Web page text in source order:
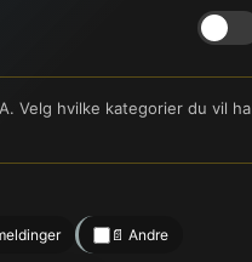
Velg hvilke kategorier du vil ha
📄 Andre